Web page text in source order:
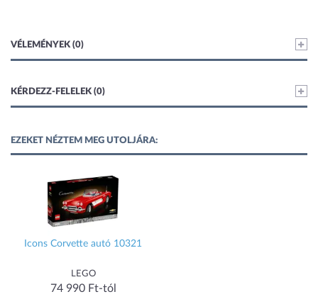
VÉLEMÉNYEK (0)
KÉRDEZZ-FELELEK (0)
EZEKET NÉZTEM MEG UTOLJÁRA:
Icons Corvette autó 10321
LEGO
74 990 Ft-tól